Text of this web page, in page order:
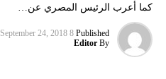
كما أعرب الرئيس المصري عن…
Published
8 years ago
September 24, 2018
By
Editor